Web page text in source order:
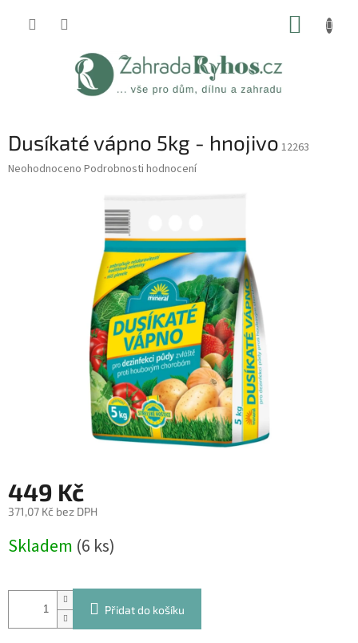
Dusíkaté vápno 5kg - hnojivo 12263
Průměrné
Neohodnoceno Podrobnosti hodnocení
449 Kč
371,07 Kč bez DPH
cena:
Skladem (6 ks)
Přidat do košíku